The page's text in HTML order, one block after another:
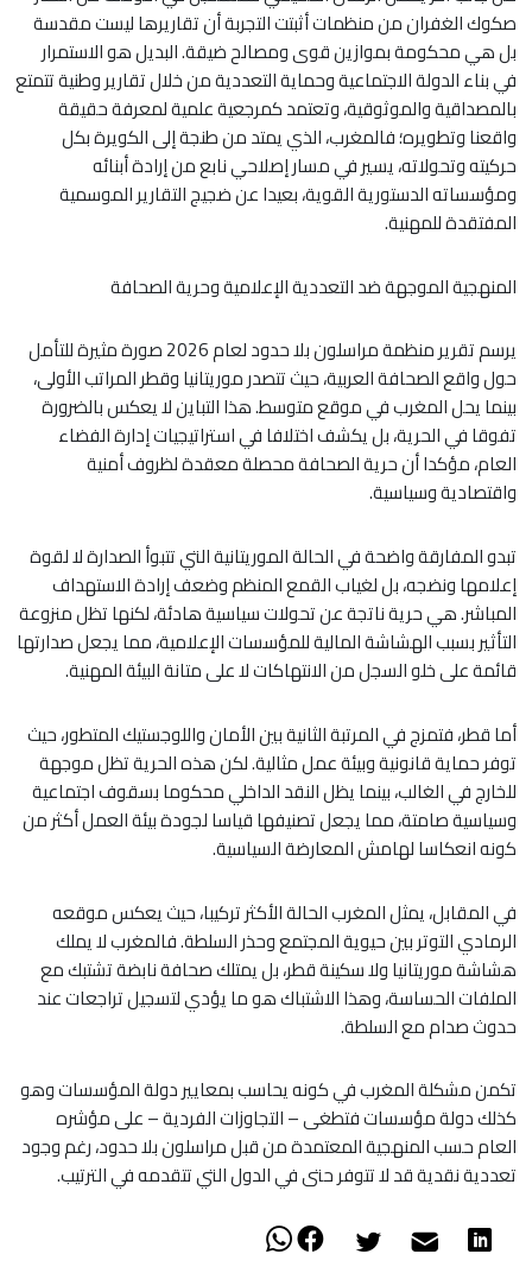
صكوك الغفران من منظمات أثبتت التجربة أن تقاريرها ليست مقدسة
بل هي محكومة بموازين قوى ومصالح ضيقة. البديل هو الاستمرار
في بناء الدولة الاجتماعية وحماية التعددية من خلال تقارير وطنية تتمتع
بالمصداقية والموثوقية، وتعتمد كمرجعية علمية لمعرفة حقيقة
واقعنا وتطويره؛ فالمغرب، الذي يمتد من طنجة إلى الكويرة بكل
حركيته وتحولاته، يسير في مسار إصلاحي نابع من إرادة أبنائه
ومؤسساته الدستورية القوية، بعيدا عن ضجيج التقارير الموسمية
المفتقدة للمهنية.
المنهجية الموجهة ضد التعددية الإعلامية وحرية الصحافة
يرسم تقرير منظمة مراسلون بلا حدود لعام 2026 صورة مثيرة للتأمل
حول واقع الصحافة العربية، حيث تتصدر موريتانيا وقطر المراتب الأولى،
بينما يحل المغرب في موقع متوسط. هذا التباين لا يعكس بالضرورة
تفوقا في الحرية، بل يكشف اختلافا في استراتيجيات إدارة الفضاء
العام، مؤكدا أن حرية الصحافة محصلة معقدة لظروف أمنية
واقتصادية وسياسية.
تبدو المفارقة واضحة في الحالة الموريتانية التي تتبوأ الصدارة لا لقوة
إعلامها ونضجه، بل لغياب القمع المنظم وضعف إرادة الاستهداف
المباشر. هي حرية ناتجة عن تحولات سياسية هادئة، لكنها تظل منزوعة
التأثير بسبب الهشاشة المالية للمؤسسات الإعلامية، مما يجعل صدارتها
قائمة على خلو السجل من الانتهاكات لا على متانة البيئة المهنية.
أما قطر، فتمزج في المرتبة الثانية بين الأمان واللوجستيك المتطور، حيث
توفر حماية قانونية وبيئة عمل مثالية. لكن هذه الحرية تظل موجهة
للخارج في الغالب، بينما يظل النقد الداخلي محكوما بسقوف اجتماعية
وسياسية صامتة، مما يجعل تصنيفها قياسا لجودة بيئة العمل أكثر من
كونه انعكاسا لهامش المعارضة السياسية.
في المقابل، يمثل المغرب الحالة الأكثر تركيبا، حيث يعكس موقعه
الرمادي التوتر بين حيوية المجتمع وحذر السلطة. فالمغرب لا يملك
هشاشة موريتانيا ولا سكينة قطر، بل يمتلك صحافة نابضة تشتبك مع
الملفات الحساسة، وهذا الاشتباك هو ما يؤدي لتسجيل تراجعات عند
حدوث صدام مع السلطة.
تكمن مشكلة المغرب في كونه يحاسب بمعايير دولة المؤسسات وهو
كذلك دولة مؤسسات فتطغى – التجاوزات الفردية – على مؤشره
العام حسب المنهجية المعتمدة من قبل مراسلون بلا حدود، رغم وجود
تعددية نقدية قد لا تتوفر حتى في الدول التي تتقدمه في الترتيب.